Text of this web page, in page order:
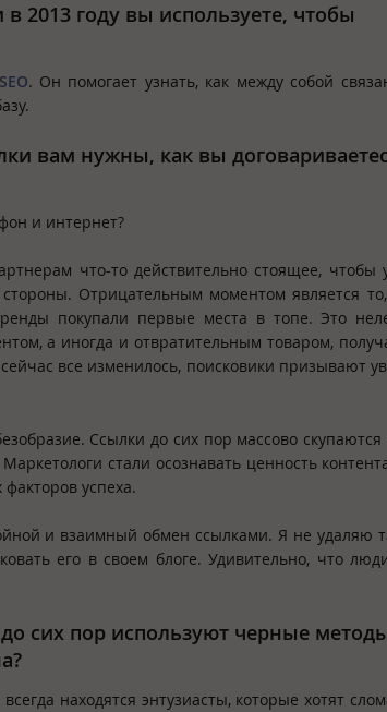
2013 году вы используете, чтобы
. Он помогает узнать, как между собой
вам нужны, как вы
и интернет?
что-то действительно стоящее,
Отрицательным моментом является
покупали первые места в топе. Это
а иногда и отвратительным товаром,
все изменилось, поисковики призывают
Ссылки до сих пор массово скупаются
стали осознавать ценность
успеха.
и взаимный обмен ссылками. Я не удаляю
его в своем блоге. Удивительно, что
сих пор используют черные
находятся энтузиасты, которые хотят